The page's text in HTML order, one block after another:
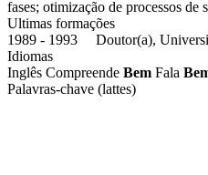
fases; otimização de processos de
Ultimas formações
1989 - 1993 Doutor(a),
Idiomas
Inglês Compreende Bem Fala
Palavras-chave (lattes)